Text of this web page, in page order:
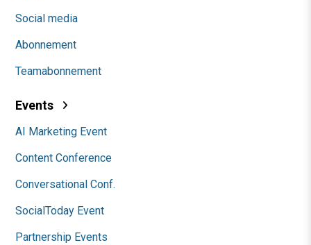
Social media
Abonnement
Teamabonnement
Events
AI Marketing Event
Content Conference
Conversational Conf.
SocialToday Event
Partnership Events